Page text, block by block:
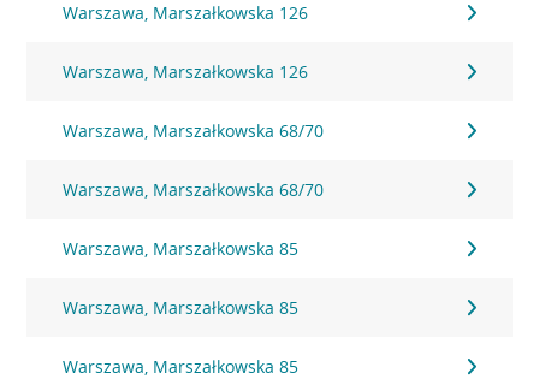
Warszawa, Marszałkowska 126
Warszawa, Marszałkowska 126
Warszawa, Marszałkowska 68/70
Warszawa, Marszałkowska 68/70
Warszawa, Marszałkowska 85
Warszawa, Marszałkowska 85
Warszawa, Marszałkowska 85